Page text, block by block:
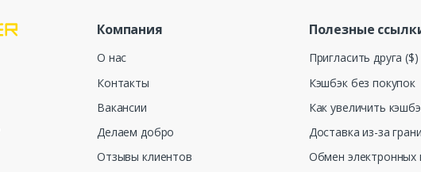
Компания
О нас
Контакты
Вакансии
Делаем добро
Отзывы клиентов
Полезные
Пригласить друга ($)
Кэшбэк без покупок
Как увеличить
Доставка из-за
Обмен электронных